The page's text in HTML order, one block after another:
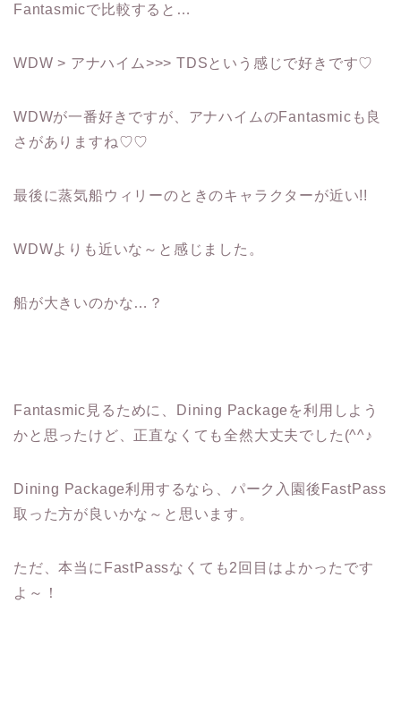
Fantasmicで比較すると…
WDW > アナハイム>>> TDSという感じで好きです♡
WDWが一番好きですが、アナハイムのFantasmicも良
さがありますね♡♡
最後に蒸気船ウィリーのときのキャラクターが近い!!
WDWよりも近いな～と感じました。
船が大きいのかな…？
Fantasmic見るために、Dining Packageを利用しよう
かと思ったけど、正直なくても全然大丈夫でした(^^♪
Dining Package利用するなら、パーク入園後FastPass
取った方が良いかな～と思います。
ただ、本当にFastPassなくても2回目はよかったです
よ～！